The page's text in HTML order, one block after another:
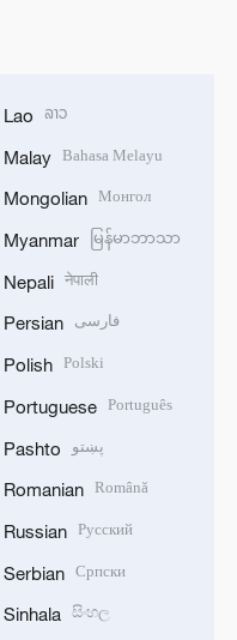
Lao ລາວ
Malay Bahasa Melayu
Mongolian Монгол
Myanmar မြန်မာဘာသာ
Nepali नेपाली
Persian فارسی
Polish Polski
Portuguese Português
Pashto پښتو
Romanian Română
Russian Русский
Serbian Српски
Sinhala සිංහල